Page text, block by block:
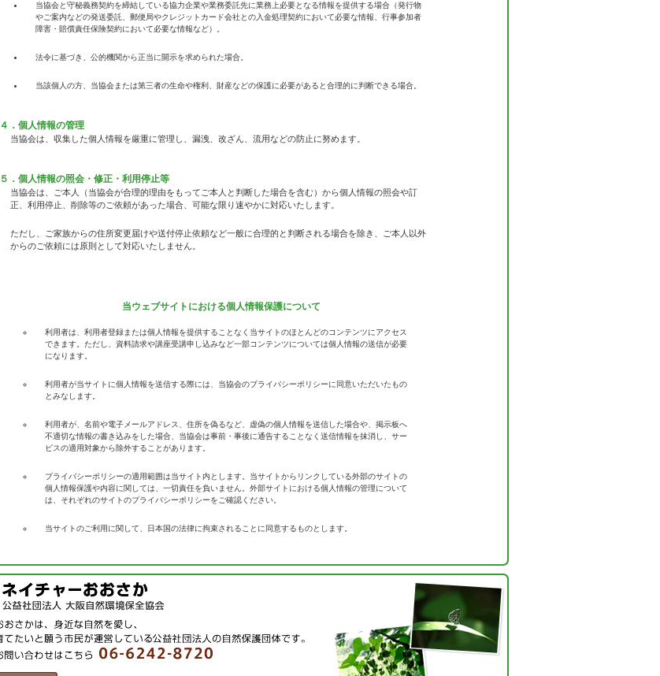
当協会と守秘義務契約を締結している協力企業や業務委託先に業務上必要となる情報を提供する場合（発行物
やご案内などの発送委託、郵便局やクレジットカード会社との入金処理契約において必要な情報、行事参加者
障害・賠償責任保険契約において必要な情報など）。
法令に基づき、公的機関から正当に開示を求められた場合。
当該個人の方、当協会または第三者の生命や権利、財産などの保護に必要があると合理的に判断できる場合。
４．個人情報の管理
当協会は、収集した個人情報を厳重に管理し、漏洩、改ざん、流用などの防止に努めます。
５．個人情報の照会・修正・利用停止等
当協会は、ご本人（当協会が合理的理由をもってご本人と判断した場合を含む）から個人情報の照会や訂
正、利用停止、削除等のご依頼があった場合、可能な限り速やかに対応いたします。
ただし、ご家族からの住所変更届けや送付停止依頼など一般に合理的と判断される場合を除き、ご本人以外
からのご依頼には原則として対応いたしません。
当ウェブサイトにおける個人情報保護について
利用者は、利用者登録または個人情報を提供することなく当サイトのほとんどのコンテンツにアクセス
できます。ただし、資料請求や講座受講申し込みなど一部コンテンツについては個人情報の送信が必要
になります。
利用者が当サイトに個人情報を送信する際には、当協会のプライバシーポリシーに同意いただいたもの
とみなします。
利用者が、名前や電子メールアドレス、住所を偽るなど、虚偽の個人情報を送信した場合や、掲示板へ
不適切な情報の書き込みをした場合、当協会は事前・事後に通告することなく送信情報を抹消し、サー
ビスの適用対象から除外することがあります。
プライバシーポリシーの適用範囲は当サイト内とします。当サイトからリンクしている外部のサイトの
個人情報保護や内容に関しては、一切責任を負いません。外部サイトにおける個人情報の管理について
は、それぞれのサイトのプライバシーポリシーをご確認ください。
当サイトのご利用に関して、日本国の法律に拘束されることに同意するものとします。